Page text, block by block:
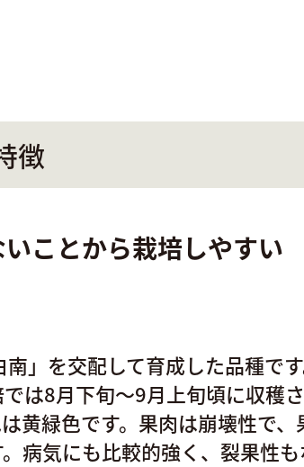
徴
ことから栽培しやすい
」を交配して育成した品種です
は8月下旬～9月上旬頃に収穫
黄緑色です。果肉は崩壊性で、
病気にも比較的強く、裂果性